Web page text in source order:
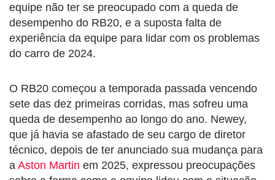
equipe não ter se preocupado com a queda de
desempenho do RB20, e a suposta falta de
experiência da equipe para lidar com os problemas
do carro de 2024.
O RB20 começou a temporada passada vencendo
sete das dez primeiras corridas, mas sofreu uma
queda de desempenho ao longo do ano. Newey,
que já havia se afastado de seu cargo de diretor
técnico, depois de ter anunciado sua mudança para
a Aston Martin em 2025, expressou preocupações